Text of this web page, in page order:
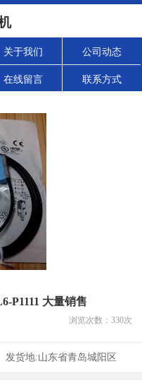
关于我们 公司动态
在线留言 联系方式
P1111 大量销售
浏览次数： 330次
发货地:山东省青岛城阳区